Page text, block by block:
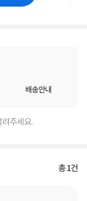
배송안내
려주세요.
총1건